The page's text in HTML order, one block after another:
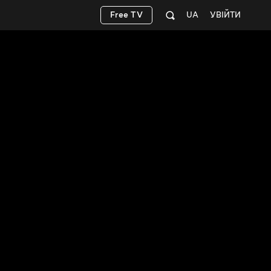
УВІЙТИ
UA
Free TV